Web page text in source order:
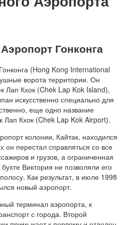
Гонконга
(Hong Kong International
ворота территории. Он
Лап Кхок (Chek Lap Kok Island),
искусственно специально для
еще одно название
Кхок (Chek Lap Kok Airport).
колонии, Кайтак, находился
он перестал справляться со все
и грузов, а ограниченная
Виктория не позволяли его
Как результат, в июле 1998
новый аэропорт.
терминал аэропорта, к
с города. Второй